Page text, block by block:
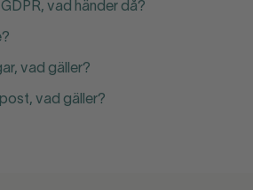
vad händer då?
vad gäller?
vad gäller?